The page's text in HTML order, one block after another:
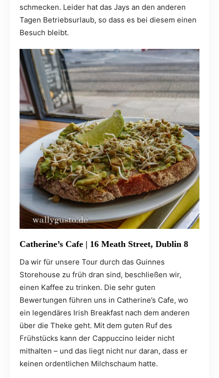
schmecken. Leider hat das Jays an den anderen
Tagen Betriebsurlaub, so dass es bei diesem einen
Besuch bleibt.
Catherine’s Cafe | 16 Meath Street, Dublin 8
Da wir für unsere Tour durch das Guinnes
Storehouse zu früh dran sind, beschließen wir,
einen Kaffee zu trinken. Die sehr guten
Bewertungen führen uns in Catherine’s Cafe, wo
ein legendäres Irish Breakfast nach dem anderen
über die Theke geht. Mit dem guten Ruf des
Frühstücks kann der Cappuccino leider nicht
mithalten – und das liegt nicht nur daran, dass er
keinen ordentlichen Milchschaum hatte.